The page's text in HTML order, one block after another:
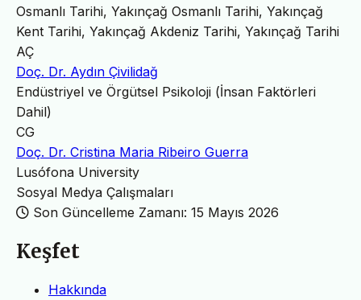
Osmanlı Tarihi, Yakınçağ Osmanlı Tarihi, Yakınçağ
Kent Tarihi, Yakınçağ Akdeniz Tarihi, Yakınçağ Tarihi
AÇ
Doç. Dr. Aydın Çivilidağ
Endüstriyel ve Örgütsel Psikoloji (İnsan Faktörleri
Dahil)
CG
Doç. Dr. Cristina Maria Ribeiro Guerra
Lusófona University
Sosyal Medya Çalışmaları
Son Güncelleme Zamanı: 15 Mayıs 2026
Keşfet
Hakkında